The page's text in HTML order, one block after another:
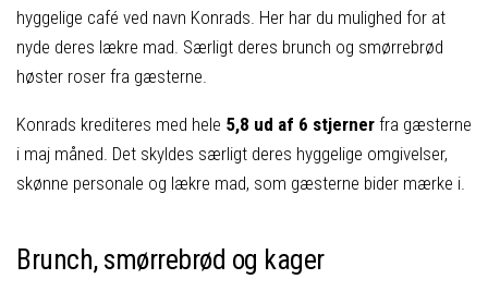
hyggelige café ved navn Konrads. Her har du mulighed for at
nyde deres lækre mad. Særligt deres brunch og smørrebrød
høster roser fra gæsterne.
Konrads krediteres med hele 5,8 ud af 6 stjerner fra gæsterne
i maj måned. Det skyldes særligt deres hyggelige omgivelser,
skønne personale og lækre mad, som gæsterne bider mærke i.
Brunch, smørrebrød og kager